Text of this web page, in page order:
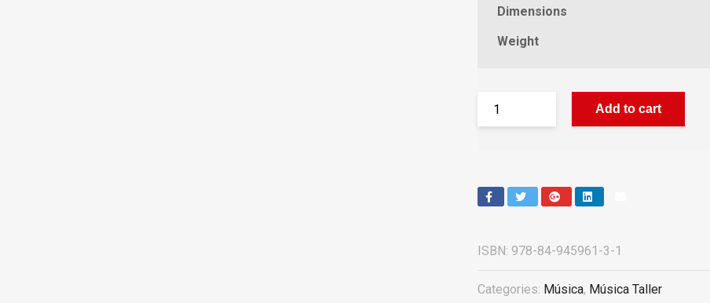
Dimensions
Weight
Add to cart
ISBN: 978-84-945961-3-1
Categories: Música, Música Taller